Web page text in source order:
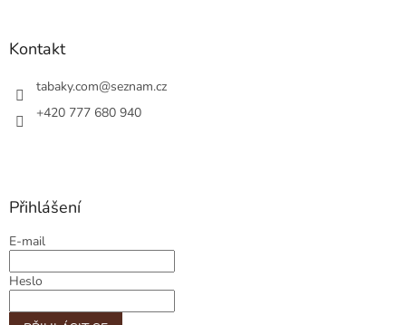
Kontakt
tabaky.com@seznam.cz
+420 777 680 940
Přihlášení
E-mail
Heslo